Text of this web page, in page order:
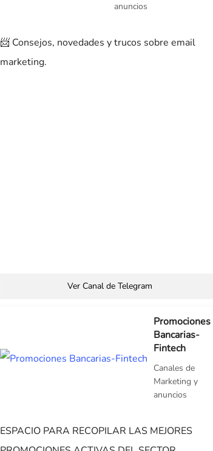
anuncios
📨 Consejos, novedades y trucos sobre email
marketing.
Ver Canal de Telegram
Promociones
Bancarias-
Fintech
Canales de
Marketing y
anuncios
ESPACIO PARA RECOPILAR LAS MEJORES